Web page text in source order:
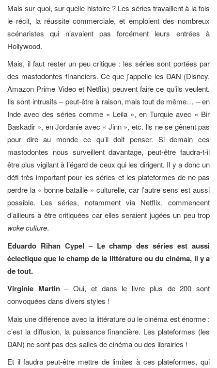
Mais sur quoi, sur quelle histoire ? Les séries travaillent à la fois
le récit, la réussite commerciale, et emploient des nombreux
scénaristes qui n’avaient pas forcément leurs entrées à
Hollywood.
Mais, il faut rester un peu critique : les séries sont portées par
des mastodontes financiers. Ce que j’appelle les DAN (Disney,
Amazon Prime Video et Netflix) peuvent faire ce qu’ils veulent.
Ils sont intrusifs – peut-être à raison, mais tout de même… – en
Inde avec des séries comme « Leila », en Turquie avec « Bir
Baskadir », en Jordanie avec « Jinn », etc. Ils ne se gênent pas
pour dire au monde ce qu’il doit penser. Si demain ces
mastodontes nous surveillent davantage, peut-être faudra-t-il
être plus vigilant à l’égard de ceux qui les dirigent. Il y a donc un
défi très important pour les séries et les plateformes de ne pas
perdre la « bonne bataille » culturelle, car l’autre sens est aussi
possible. Les séries, notamment via Netflix, commencent
d’ailleurs à être critiquées car elles seraient jugées un peu trop
woke culture.
Eduardo Rihan Cypel – Le champ des séries est aussi
éclectique que le champ de la littérature ou du cinéma, il y a
de tout.
Virginie Martin– Oui, et dans le livre plus de 200 sont
convoquées dans divers styles !
Mais une différence avec la littérature ou le cinéma est énorme :
c’est la diffusion, la puissance financière. Les plateformes (les
DAN) ne sont pas des salles de cinéma ou des librairies !
Et il faudra peut-être mettre de limites à ces plateformes, qui